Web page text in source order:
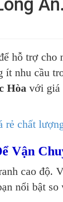
An.
hỗ trợ cho
nhu cầu
Hòa với giá
rẻ chất
Vận
cao độ.
nổi bật